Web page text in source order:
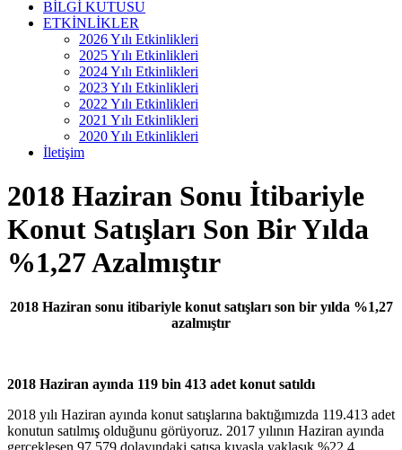
BİLGİ KUTUSU
ETKİNLİKLER
2026 Yılı Etkinlikleri
2025 Yılı Etkinlikleri
2024 Yılı Etkinlikleri
2023 Yılı Etkinlikleri
2022 Yılı Etkinlikleri
2021 Yılı Etkinlikleri
2020 Yılı Etkinlikleri
İletişim
2018 Haziran Sonu İtibariyle
Konut Satışları Son Bir Yılda
%1,27 Azalmıştır
2018 Haziran sonu itibariyle konut satışları son bir yılda %1,27
azalmıştır
2018 Haziran ayında 119 bin 413 adet konut satıldı
2018 yılı Haziran ayında konut satışlarına baktığımızda 119.413 adet
konutun satılmış olduğunu görüyoruz. 2017 yılının Haziran ayında
gerçekleşen 97.579 dolayındaki satışa kıyasla yaklaşık %22,4